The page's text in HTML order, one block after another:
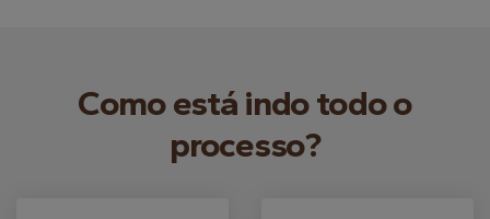
Como está indo todo o
processo?